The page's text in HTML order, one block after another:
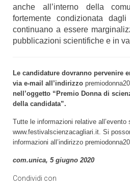
anche all’interno della
fortemente condizionata
continuano a essere
pubblicazioni scientifiche e in
Le candidature dovranno pervenire
via e-mail all’indirizzo
nell’oggetto “Premio Donna di
della candidata”.
Tutte le informazioni relative all’evento
www.festivalscienzacagliari.it. Si
informazioni all’indirizzo
com.unica, 5 giugno 2020
Condividi con